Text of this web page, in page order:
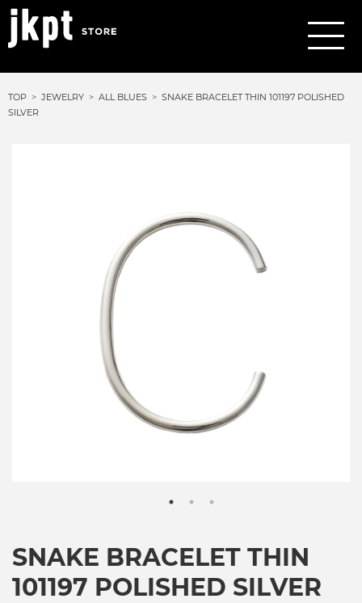
TOP JEWELRY ALL BLUES
SNAKE BRACELET THIN 101197 POLISHED
SILVER
SNAKE BRACELET THIN
101197 POLISHED SILVER